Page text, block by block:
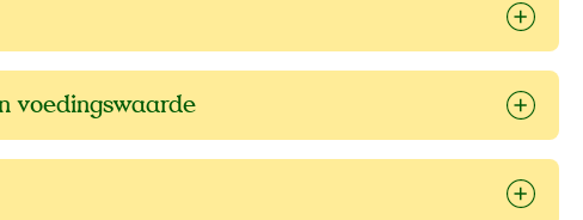
voedingswaarde